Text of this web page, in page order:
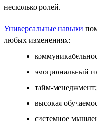
несколько ролей.
Универсальные навыки
любых изменениях:
эмоциональный
тайм-менеджмент;
высокая
системное